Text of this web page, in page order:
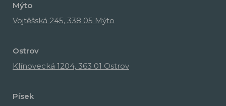
Mýto
Vojtěšská 245, 338 05 Mýto
Ostrov
Klínovecká 1204, 363 01 Ostrov
Písek